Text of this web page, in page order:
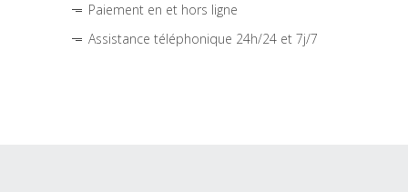
Paiement en et hors ligne
Assistance téléphonique 24h/24 et 7j/7